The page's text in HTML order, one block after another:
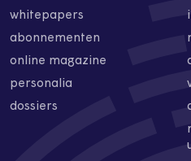
whitepapers
abonnementen
online magazine
personalia
dossiers